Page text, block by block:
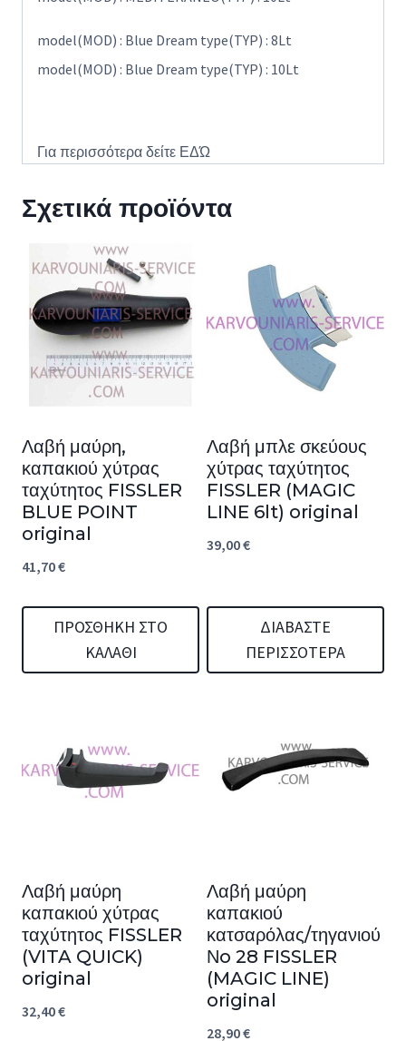
model(MOD) : Blue Dream type(TYP) : 8Lt
model(MOD) : Blue Dream type(TYP) : 10Lt
Για περισσότερα δείτε ΕΔΏ
Σχετικά προϊόντα
Λαβή μαύρη,
καπακιού χύτρας
ταχύτητος FISSLER
BLUE POINT
original
41,70€
ΠΡΟΣΘΉΚΗ ΣΤΟ
ΚΑΛΆΘΙ
Λαβή μπλε σκεύους
χύτρας ταχύτητος
FISSLER (MAGIC
LINE 6lt) original
39,00€
ΔΙΑΒΆΣΤΕ
ΠΕΡΙΣΣΌΤΕΡΑ
Λαβή μαύρη
καπακιού χύτρας
ταχύτητος FISSLER
(VITA QUICK)
original
32,40€
Λαβή μαύρη
καπακιού
κατσαρόλας/τηγανιού
Νo 28 FISSLER
(MAGIC LINE)
original
28,90€